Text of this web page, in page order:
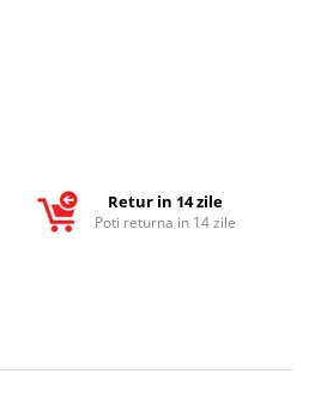
Retur in 14 zile
Poti returna in 14 zile